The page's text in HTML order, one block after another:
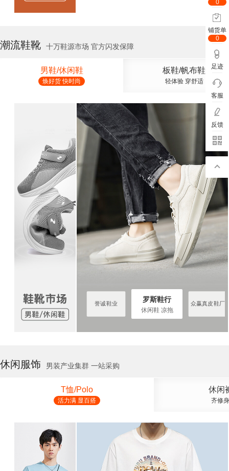
潮流鞋靴 十万鞋源市场 官方闪发保障
男鞋/休闲鞋
焕好货 快时尚
板鞋/帆布鞋
轻体验 穿舒适
众赢真皮鞋厂 誉诚鞋业
罗斯鞋行
休闲鞋 凉拖
众赢真皮鞋厂
休闲服饰 男装产业集群 一站采购
T恤/Polo
活力满 显百搭
休闲
齐修
0
铺货单
0
足迹
客服
反馈